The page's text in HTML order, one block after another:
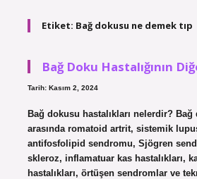
Etiket: Bağ dokusu ne demek tıp
Bağ Doku Hastalığının
Tarih: Kasım 2, 2024
Bağ dokusu hastalıkları nelerdir? Bağ
arasında romatoid artrit, sistemik
antifosfolipid sendromu, Sjögren
skleroz, inflamatuar kas hastalıkları,
hastalıkları, örtüşen sendromlar ve